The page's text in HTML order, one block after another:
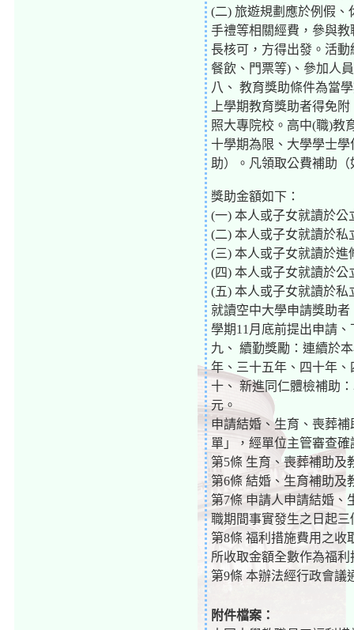
(二) 旅遊規劃應於例假
手禮等相關經費，參與
長核可，方得出發。活
餐飲、門票等)、參加人
八、 教育獎助條件為當
上學期教育獎助者得免
照大專院校。高中(職)教
十學期為限、大學學士
助）。凡領取公費補助
獎助金額如下：
(一) 本人或子女就讀於公
(二) 本人或子女就讀於私
(三) 本人或子女就讀於進
(四) 本人或子女就讀於公
(五) 本人或子女就讀於私
就讀空中大學申請獎助
學期11月底前提出申請
九、 續勤獎勵：連續於
年、三十五年、四十年
十、 新進同仁體檢補助
元。
申請結婚、生育、喪葬
單」，經單位主管審查
第5條 生育、喪葬補助及
第6條 結婚、生育補助及
第7條 申請人申請結婚、
職期間事實發生之日起
第8條 福利措施費用之收
所收取金額全數作為福
第9條 本辦法經行政會議
附件檔案：